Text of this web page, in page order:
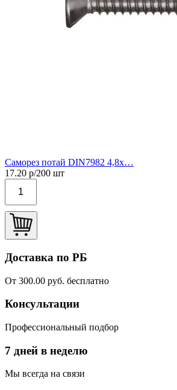
Саморез потай DIN7982 4,8х…
17.20 р/200 шт
Доставка по РБ
От 300.00 руб. бесплатно
Консультации
Профессиональный подбор
7 дней в неделю
Мы всегда на связи